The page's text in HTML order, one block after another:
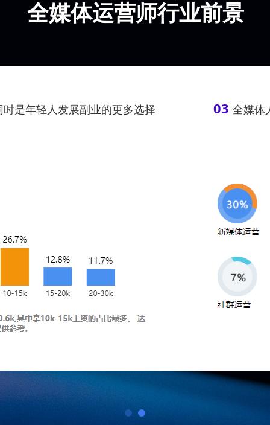
全媒体运营师行业前景
频生态市场规模持续上升人才需求旺盛
短视频用户
11.4%
资料来源：Fastdata极数《2019中